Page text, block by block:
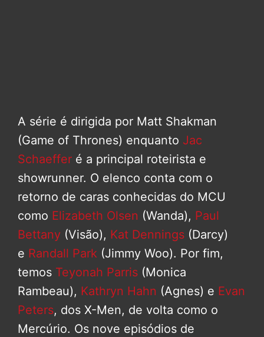
A série é dirigida por Matt Shakman
(Game of Thrones) enquanto Jac
Schaeffer é a principal roteirista e
showrunner. O elenco conta com o
retorno de caras conhecidas do MCU
como Elizabeth Olsen (Wanda), Paul
Bettany (Visão), Kat Dennings (Darcy)
e Randall Park (Jimmy Woo). Por fim,
temos Teyonah Parris (Monica
Rambeau), Kathryn Hahn (Agnes) e Evan
Peters, dos X-Men, de volta como o
Mercúrio. Os nove episódios de